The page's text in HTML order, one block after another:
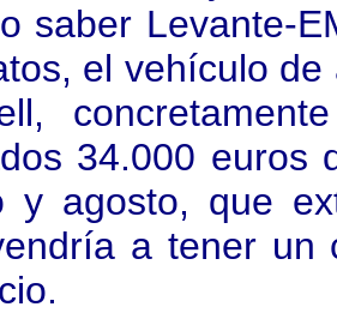
saber Levante-
el vehículo
34.000 euros
y agosto, que
a tener un